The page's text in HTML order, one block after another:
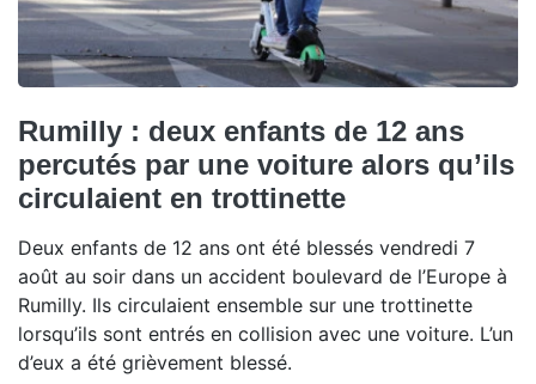
Rumilly : deux enfants de 12 ans
percutés par une voiture alors qu’ils
circulaient en trottinette
Deux enfants de 12 ans ont été blessés vendredi 7
août au soir dans un accident boulevard de l’Europe à
Rumilly. Ils circulaient ensemble sur une trottinette
lorsqu’ils sont entrés en collision avec une voiture. L’un
d’eux a été grièvement blessé.